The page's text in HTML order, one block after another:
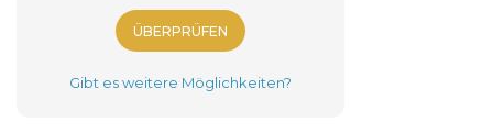
ÜBERPRÜFEN
Gibt es weitere Möglichkeiten?